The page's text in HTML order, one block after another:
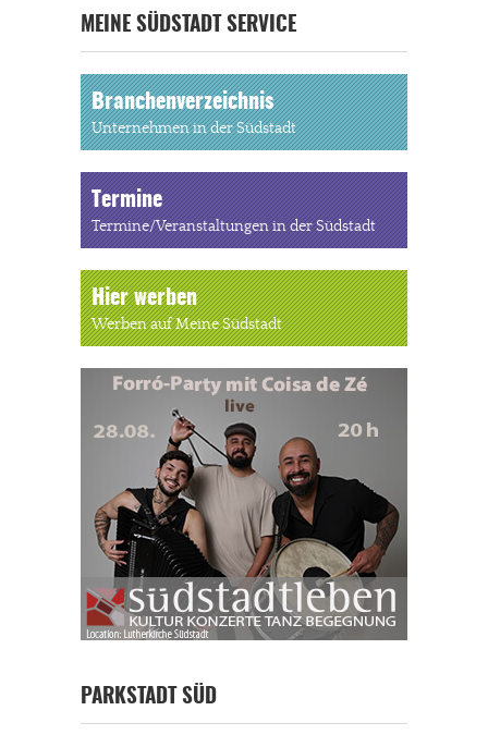
MEINE SÜDSTADT SERVICE
Branchenverzeichnis
Unternehmen in der Südstadt
Termine
Termine/Veranstaltungen in der Südstadt
Hier werben
Werben auf Meine Südstadt
PARKSTADT SÜD